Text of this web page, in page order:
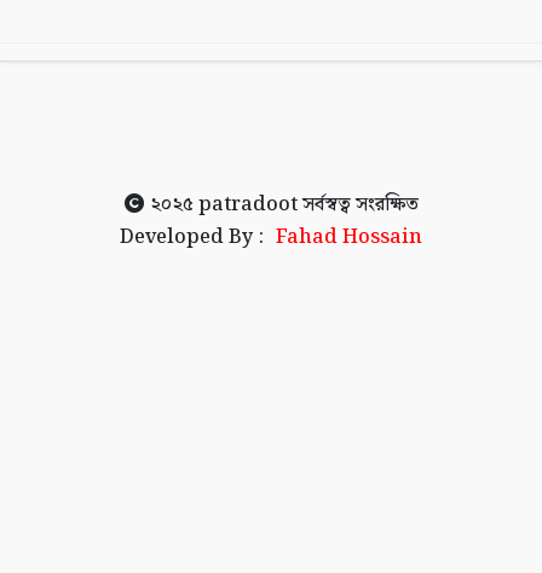
২০২৫ patradootসর্বস্বত্ব সংরক্ষিত
Developed By : Fahad Hossain